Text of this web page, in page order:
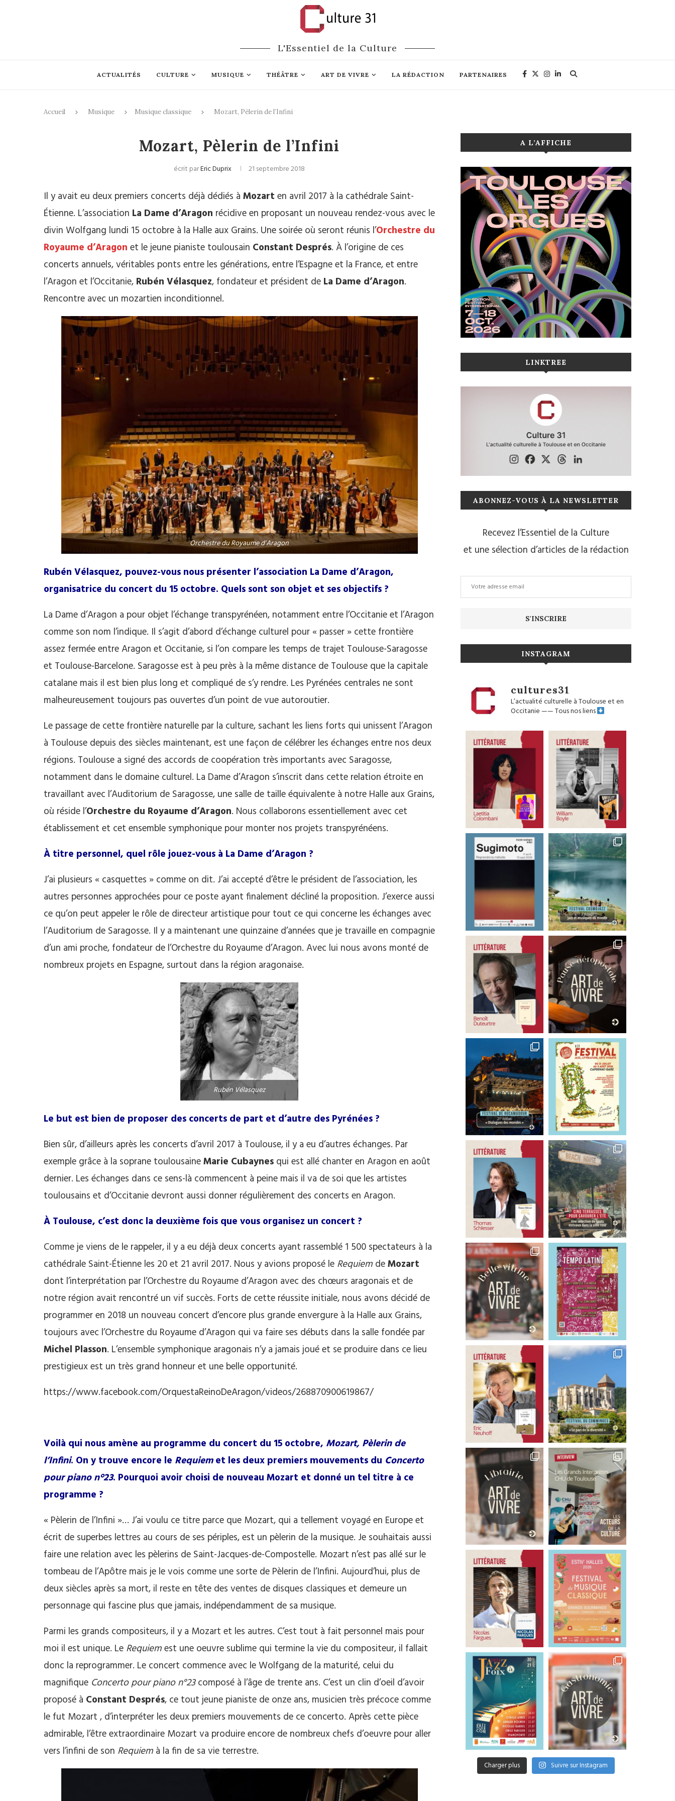
L'Essentiel de la Culture
ACTUALITÉS CULTURE MUSIQUE THÉÂTRE ART DE VIVRE LA RÉDACTION PARTENAIRES
Accueil Musique Musique classique Mozart, Pèlerin de l’Infini
Musique classique
Mozart, Pèlerin de l’Infini
écrit parEric Duprix 21 septembre 2018
Il y avait eu deux premiers concerts déjà dédiés à Mozart en avril 2017 à la cathédrale Saint-
Étienne. L’association La Dame d’Aragon récidive en proposant un nouveau rendez-vous avec le
divin Wolfgang lundi 15 octobre à la Halle aux Grains. Une soirée où seront réunis l’Orchestre du
Royaume d’Aragon et le jeune pianiste toulousain Constant Després. À l’origine de ces
concerts annuels, véritables ponts entre les générations, entre l’Espagne et la France, et entre
l’Aragon et l’Occitanie, Rubén Vélasquez, fondateur et président de La Dame d’Aragon.
Rencontre avec un mozartien inconditionnel.
Orchestre du Royaume d’Aragon
Rubén Vélasquez, pouvez-vous nous présenter l’association La Dame d’Aragon,
organisatrice du concert du 15 octobre. Quels sont son objet et ses objectifs ?
La Dame d’Aragon a pour objet l’échange transpyrénéen, notamment entre l’Occitanie et l’Aragon
comme son nom l’indique. Il s’agit d’abord d’échange culturel pour « passer » cette frontière
assez fermée entre Aragon et Occitanie, si l’on compare les temps de trajet Toulouse-Saragosse
et Toulouse-Barcelone. Saragosse est à peu près à la même distance de Toulouse que la capitale
catalane mais il est bien plus long et compliqué de s’y rendre. Les Pyrénées centrales ne sont
malheureusement toujours pas ouvertes d’un point de vue autoroutier.
Le passage de cette frontière naturelle par la culture, sachant les liens forts qui unissent l’Aragon
à Toulouse depuis des siècles maintenant, est une façon de célébrer les échanges entre nos deux
régions. Toulouse a signé des accords de coopération très importants avec Saragosse,
notamment dans le domaine culturel. La Dame d’Aragon s’inscrit dans cette relation étroite en
travaillant avec l’Auditorium de Saragosse, une salle de taille équivalente à notre Halle aux Grains,
où réside l’Orchestre du Royaume d’Aragon. Nous collaborons essentiellement avec cet
établissement et cet ensemble symphonique pour monter nos projets transpyrénéens.
À titre personnel, quel rôle jouez-vous à La Dame d’Aragon ?
J’ai plusieurs « casquettes » comme on dit. J’ai accepté d’être le président de l’association, les
autres personnes approchées pour ce poste ayant finalement décliné la proposition. J’exerce aussi
ce qu’on peut appeler le rôle de directeur artistique pour tout ce qui concerne les échanges avec
l’Auditorium de Saragosse. Il y a maintenant une quinzaine d’années que je travaille en compagnie
d’un ami proche, fondateur de l’Orchestre du Royaume d’Aragon. Avec lui nous avons monté de
nombreux projets en Espagne, surtout dans la région aragonaise.
Rubén Vélasquez
Le but est bien de proposer des concerts de part et d’autre des Pyrénées ?
Bien sûr, d’ailleurs après les concerts d’avril 2017 à Toulouse, il y a eu d’autres échanges. Par
exemple grâce à la soprane toulousaineMarie Cubaynes qui est allé chanter en Aragon en août
dernier. Les échanges dans ce sens-là commencent à peine mais il va de soi que les artistes
toulousains et d’Occitanie devront aussi donner régulièrement des concerts en Aragon.
À Toulouse, c’est donc la deuxième fois que vous organisez un concert ?
Comme je viens de le rappeler, il y a eu déjà deux concerts ayant rassemblé 1 500 spectateurs à la
cathédrale Saint-Étienne les 20 et 21 avril 2017. Nous y avions proposé le Requiem deMozart
dont l’interprétation par l’Orchestre du Royaume d’Aragon avec des chœurs aragonais et de
notre région avait rencontré un vif succès. Forts de cette réussite initiale, nous avons décidé de
programmer en 2018 un nouveau concert d’encore plus grande envergure à la Halle aux Grains,
toujours avec l’Orchestre du Royaume d’Aragon qui va faire ses débuts dans la salle fondée par
Michel Plasson. L’ensemble symphonique aragonais n’y a jamais joué et se produire dans ce lieu
prestigieux est un très grand honneur et une belle opportunité.
https://www.facebook.com/OrquestaReinoDeAragon/videos/268870900619867/
Voilà qui nous amène au programme du concert du 15 octobre, Mozart, Pèlerin de
l’Infini. On y trouve encore le Requiemet les deux premiers mouvements du Concerto
pour piano n°23. Pourquoi avoir choisi de nouveau Mozart et donné un tel titre à ce
programme ?
« Pèlerin de l’Infini »… J’ai voulu ce titre parce que Mozart, qui a tellement voyagé en Europe et
écrit de superbes lettres au cours de ses périples, est un pèlerin de la musique. Je souhaitais aussi
faire une relation avec les pèlerins de Saint-Jacques-de-Compostelle. Mozart n’est pas allé sur le
tombeau de l’Apôtre mais je le vois comme une sorte de Pèlerin de l’Infini. Aujourd’hui, plus de
deux siècles après sa mort, il reste en tête des ventes de disques classiques et demeure un
personnage qui fascine plus que jamais, indépendamment de sa musique.
Parmi les grands compositeurs, il y a Mozart et les autres. C’est tout à fait personnel mais pour
moi il est unique. Le Requiemest une oeuvre sublime qui termine la vie du compositeur, il fallait
donc la reprogrammer. Le concert commence avec le Wolfgang de la maturité, celui du
magnifique Concerto pour piano n°23composé à l’âge de trente ans. C’est un clin d’oeil d’avoir
proposé à Constant Després, ce tout jeune pianiste de onze ans, musicien très précoce comme
le fut Mozart , d’interpréter les deux premiers mouvements de ce concerto. Après cette pièce
admirable, l’être extraordinaire Mozart va produire encore de nombreux chefs d’oeuvre pour aller
vers l’infini de son Requiem à la fin de sa vie terrestre.
A L’AFFICHE
LINKTREE
ABONNEZ-VOUS À LA NEWSLETTER
Recevez l’Essentiel de la Culture
et une sélection d’articles de la rédaction
INSTAGRAM
cultures31
L’actualité culturelle à Toulouse et en
Occitanie——Tous nos liens
Charger plus Suivre sur Instagram